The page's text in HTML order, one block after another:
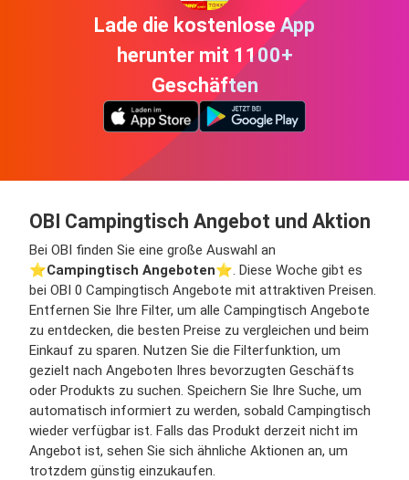
Lade die kostenlose App
herunter mit 1100+
Geschäften
OBI Campingtisch Angebot und Aktion
Bei OBI finden Sie eine große Auswahl an
⭐️Campingtisch Angeboten⭐️. Diese Woche gibt es
bei OBI 0 Campingtisch Angebote mit attraktiven Preisen.
Entfernen Sie Ihre Filter, um alle Campingtisch Angebote
zu entdecken, die besten Preise zu vergleichen und beim
Einkauf zu sparen. Nutzen Sie die Filterfunktion, um
gezielt nach Angeboten Ihres bevorzugten Geschäfts
oder Produkts zu suchen. Speichern Sie Ihre Suche, um
automatisch informiert zu werden, sobald Campingtisch
wieder verfügbar ist. Falls das Produkt derzeit nicht im
Angebot ist, sehen Sie sich ähnliche Aktionen an, um
trotzdem günstig einzukaufen.